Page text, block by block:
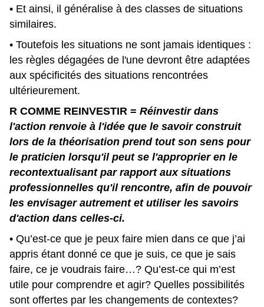
• Et ainsi, il généralise à des classes de situations
similaires.
• Toutefois les situations ne sont jamais identiques :
les règles dégagées de l'une devront être adaptées
aux spécificités des situations rencontrées
ultérieurement.
R COMME REINVESTIR = Réinvestir dans
l'action renvoie à l'idée que le savoir construit
lors de la théorisation prend tout son sens pour
le praticien lorsqu'il peut se l'approprier en le
recontextualisant par rapport aux situations
professionnelles qu'il rencontre, afin de pouvoir
les envisager autrement et utiliser les savoirs
d'action dans celles-ci.
• Qu’est-ce que je peux faire mien dans ce que j’ai
appris étant donné ce que je suis, ce que je sais
faire, ce je voudrais faire…? Qu’est-ce qui m’est
utile pour comprendre et agir? Quelles possibilités
sont offertes par les changements de contextes?